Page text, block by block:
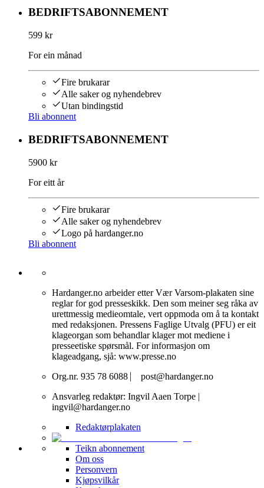
BEDRIFTSABONNEMENT
599 kr
For ein månad
Fire brukarar
Alle saker og nyhendebrev
Utan bindingstid
Bli abonnent
BEDRIFTSABONNEMENT
5900 kr
For eitt år
Fire brukarar
Alle saker og nyhendebrev
Logo på hardanger.no
Bli abonnent
Hardanger.no arbeider etter Vær Varsom-plakaten sine
reglar for god presseskikk. Den som meiner seg råka av
urettmessig medieomtale, vert oppmoda om å ta kontakt
med redaksjonen. Pressens Faglige Utvalg (PFU) er eit
klageorgan som behandlar klager mot mediene i
presseetiske spørsmål. For informasjon om
klageadgang, sjå: www.presse.no
Org.nr. 935 78 6088 ⎸ post@hardanger.no
Ansvarleg redaktør: Ingvil Aaen Torpe |
ingvil@hardanger.no
Redaktørplakaten
Teikn abonnement
Om oss
Personvern
Kjøpsvilkår